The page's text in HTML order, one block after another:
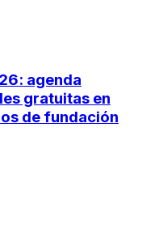
agenda
gratuitas en
de fundación